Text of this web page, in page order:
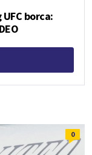
borca:
0